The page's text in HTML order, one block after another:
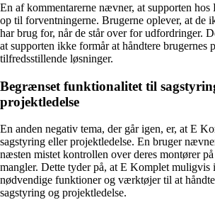
En af kommentarerne nævner, at supporten
op til forventningerne. Brugerne oplever, at de
har brug for, når de står over for udfordringer.
at supporten ikke formår at håndtere brugernes
tilfredsstillende løsninger.
Begrænset funktionalitet til
projektledelse
En anden negativ tema, der går igen, er, at E
sagstyring eller projektledelse. En bruger
næsten mistet kontrollen over deres montører
mangler. Dette tyder på, at E Komplet muligvis
nødvendige funktioner og værktøjer til at
sagstyring og projektledelse.